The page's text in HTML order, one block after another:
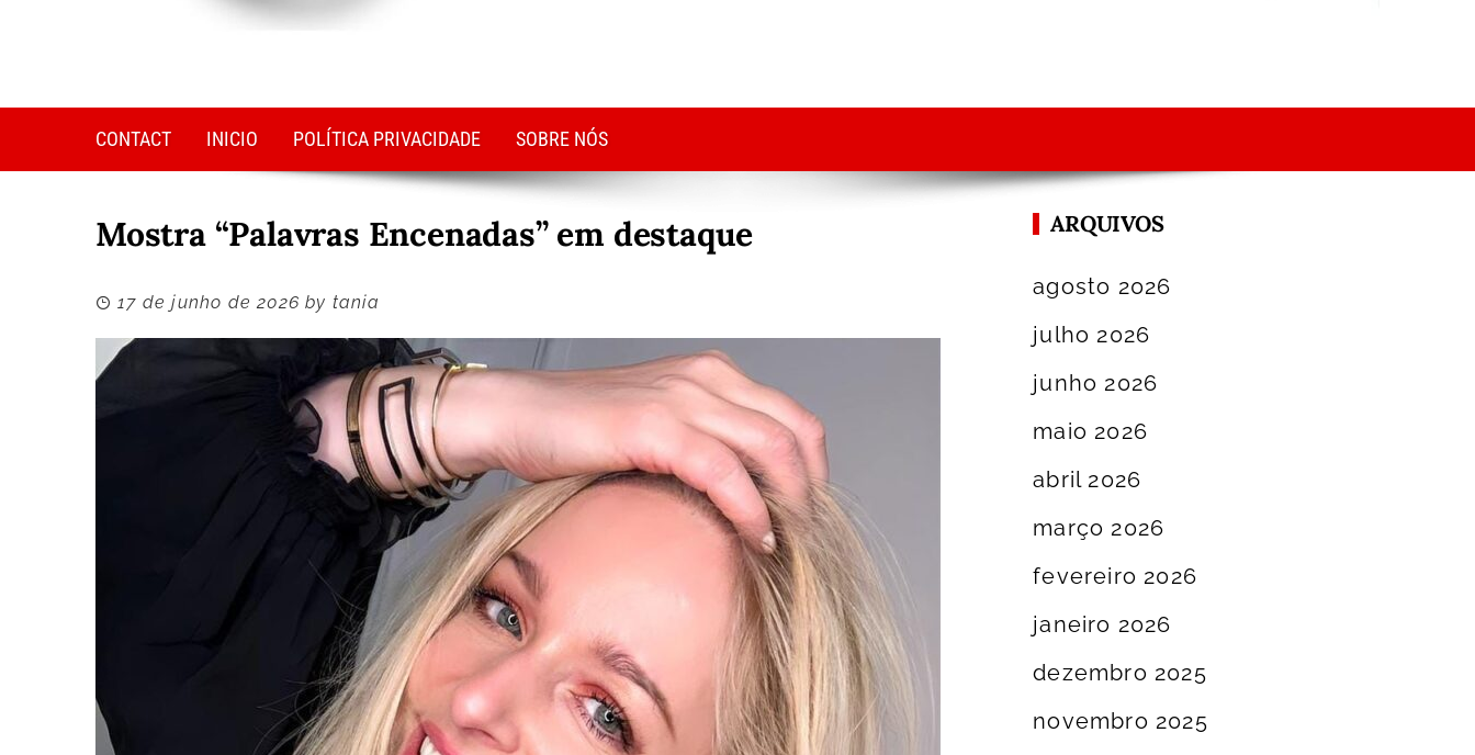
CONTACT INICIO POLÍTICA PRIVACIDADE SOBRE NÓS
Mostra “Palavras Encenadas” em destaque
17 de junho de 2026 by tania
ARQUIVOS
agosto 2026
julho 2026
junho 2026
maio 2026
abril 2026
março 2026
fevereiro 2026
janeiro 2026
dezembro 2025
novembro 2025